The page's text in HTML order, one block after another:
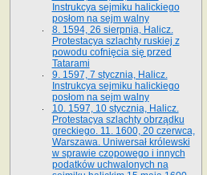
Instrukcya sejmiku halickiego
posłom na sejm walny
8. 1594, 26 sierpnia, Halicz.
Protestacya szlachty ruskiej z
powodu cofnięcia się przed
Tatarami
9. 1597, 7 stycznia, Halicz.
Instrukcya sejmiku halickiego
posłom na sejm walny
10. 1597, 10 stycznia, Halicz.
Protestacya szlachty obrządku
greckiego. 11. 1600, 20 czerwca,
Warszawa. Uniwersał królewski
w sprawie czopowego i innych
podatków uchwalonych na